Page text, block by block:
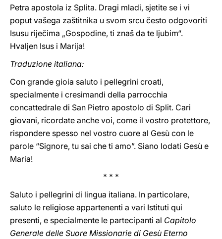
Petra apostola iz Splita. Dragi mladi, sjetite se i vi
poput vašega zaštitnika u svom srcu često odgovoriti
Isusu riječima „Gospodine, ti znaš da te ljubim“.
Hvaljen Isus i Marija!
Traduzione italiana:
Con grande gioia saluto i pellegrini croati,
specialmente i cresimandi della parrocchia
concattedrale di San Pietro apostolo di Split. Cari
giovani, ricordate anche voi, come il vostro protettore,
rispondere spesso nel vostro cuore al Gesù con le
parole “Signore, tu sai che ti amo”. Siano lodati Gesù e
Maria!
* * *
Saluto i pellegrini di lingua italiana. In particolare,
saluto le religiose appartenenti a vari Istituti qui
presenti, e specialmente le partecipanti al Capitolo
Generale delle Suore Missionarie di Gesù Eterno